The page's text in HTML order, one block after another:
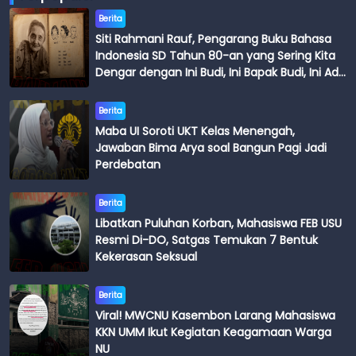
Berita
Siti Rahmani Rauf, Pengarang Buku Bahasa
Indonesia SD Tahun 80-an yang Sering Kita
Dengar dengan Ini Budi, Ini Bapak Budi, Ini Adik
Berita
Maba UI Soroti UKT Kelas Menengah,
Jawaban Bima Arya soal Bangun Pagi Jadi
Perdebatan
Berita
Libatkan Puluhan Korban, Mahasiswa FEB USU
Resmi Di-DO, Satgas Temukan 7 Bentuk
Kekerasan Seksual
Berita
Viral! MWCNU Kasembon Larang Mahasiswa
KKN UMM Ikut Kegiatan Keagamaan Warga
NU